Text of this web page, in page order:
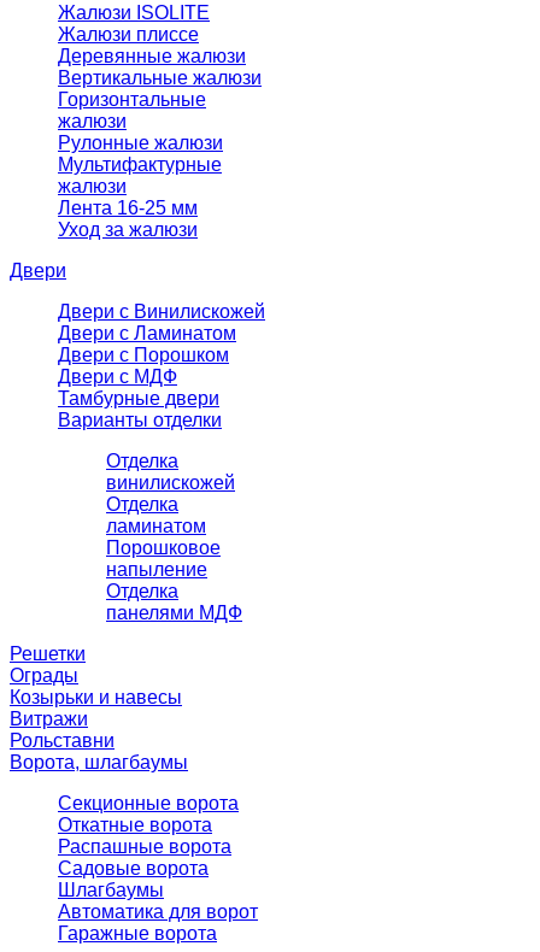
Жалюзи ISOLITE
Жалюзи плиссе
Деревянные жалюзи
Вертикальные жалюзи
Горизонтальные
жалюзи
Рулонные жалюзи
Мультифактурные
жалюзи
Лента 16-25 мм
Уход за жалюзи
Двери
Двери с Винилискожей
Двери с Ламинатом
Двери с Порошком
Двери с МДФ
Тамбурные двери
Варианты отделки
Отделка
винилискожей
Отделка
ламинатом
Порошковое
напыление
Отделка
панелями МДФ
Решетки
Ограды
Козырьки и навесы
Витражи
Рольставни
Ворота, шлагбаумы
Секционные ворота
Откатные ворота
Распашные ворота
Садовые ворота
Шлагбаумы
Автоматика для ворот
Гаражные ворота